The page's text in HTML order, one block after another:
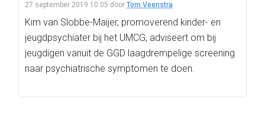
27 september 2019 10:05 door Tom Veenstra
Kim van Slobbe-Maijer, promoverend kinder- en
jeugdpsychiater bij het UMCG, adviseert om bij
jeugdigen vanuit de GGD laagdrempelige screening
naar psychiatrische symptomen te doen.